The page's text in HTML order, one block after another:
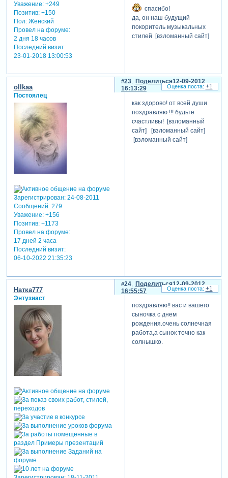
Уважение: +249
Позитив: +150
Пол:Женский
Провел на форуме:
2 дня 18 часов
Последний визит:
23-01-2018 13:00:53
спасибо!
да, он наш будущий
покоритель музыкальных
стилей [взломанный сайт]
Поделиться
23
12-09-2012
16:13:29
ollkaa
Постоялец
Зарегистрирован: 24-08-2011
Сообщений:279
Уважение: +156
Позитив: +1173
Провел на форуме:
17 дней 2 часа
Последний визит:
06-10-2022 21:35:23
как здорово! от всей души
поздравляю !!! будьте
счастливы! [взломанный
сайт] [взломанный сайт]
[взломанный сайт]
+1
Поделиться
24
12-09-2012
16:55:57
Натка777
Энтузиаст
поздравляю!! вас и вашего
сыночка с днем
рождения.очень солнечная
работа,а сынок точно как
солнышко.
+1